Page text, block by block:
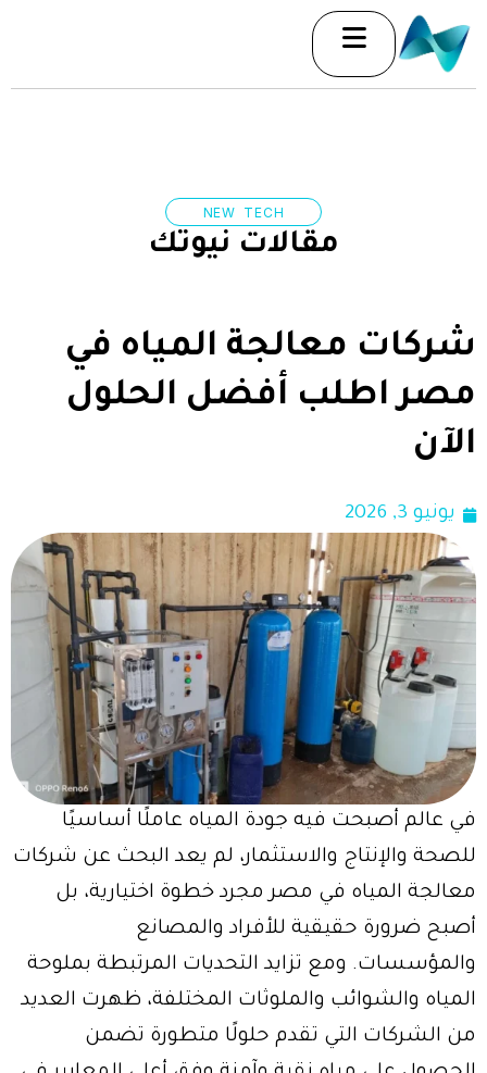
إلى
المحتوى
NEW TECH
مقالات نيوتك
شركات معالجة المياه في
مصر اطلب أفضل الحلول
الآن
يونيو 3, 2026
في عالم أصبحت فيه جودة المياه عاملًا أساسيًا
للصحة والإنتاج والاستثمار، لم يعد البحث عن شركات
معالجة المياه في مصر مجرد خطوة اختيارية، بل
أصبح ضرورة حقيقية للأفراد والمصانع
والمؤسسات. ومع تزايد التحديات المرتبطة بملوحة
المياه والشوائب والملوثات المختلفة، ظهرت العديد
من الشركات التي تقدم حلولًا متطورة تضمن